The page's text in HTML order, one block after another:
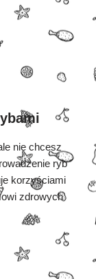
nie chcesz
ryb
korzyściami
zdrowych